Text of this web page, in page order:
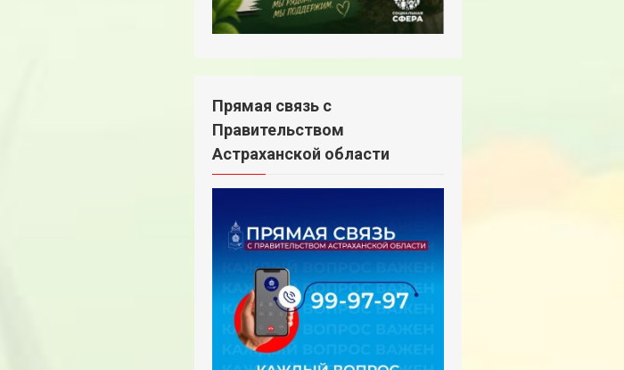
Прямая связь с
Правительством
Астраханской области